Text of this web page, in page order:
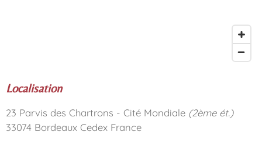
Localisation
23 Parvis des Chartrons - Cité Mondiale (2ème ét.)
33074 Bordeaux Cedex France